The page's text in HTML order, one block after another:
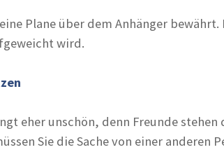
Plane über dem Anhänger
wird.
eher unschön, denn Freunde
Sie die Sache von einer anderen